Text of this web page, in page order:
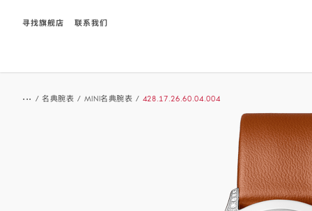
寻找旗舰店 联系我们
... / 名典腕表 / MINI名典腕表 / 428.17.26.60.04.004